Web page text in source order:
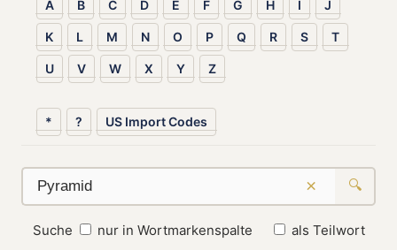
A B C D E F G H I J
K L M N O P Q R S T
U V W X Y Z
* ? US Import Codes
× 🔍
Suche nur in Wortmarkenspalte als Teilwort